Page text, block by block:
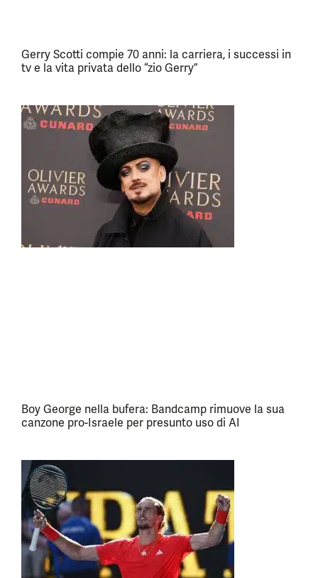
Gerry Scotti compie 70 anni: la carriera, i successi in
tv e la vita privata dello “zio Gerry”
Boy George nella bufera: Bandcamp rimuove la sua
canzone pro-Israele per presunto uso di AI